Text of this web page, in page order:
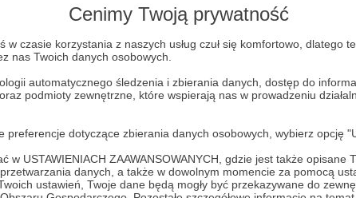
Cenimy Twoją prywatność
w czasie korzystania z naszych usług czuł się komfortowo, dlatego
nas Twoich danych osobowych.
automatycznego śledzenia i zbierania danych, dostęp do
podmioty zewnętrzne, które wspierają nas w prowadzeniu
dotyczące zbierania danych osobowych, wybierz opcję
w USTAWIENIACH ZAAWANSOWANYCH, gdzie jest także opisane
danych, a także w dowolnym momencie za pomocą
ustawień, Twoje dane będą mogły być przekazywane do
otrzymać zwrot środków.
dla Autora X, ale wolę wesprzeć Autora Y. Czy mogę
na progu X, ale chcę wybrać próg Y - czy mogę zmienić